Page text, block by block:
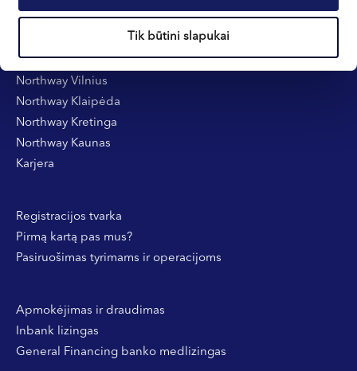
Tik būtini slapukai
Informacija klientams
Kontaktai ir rekvizitai
Northway Vilnius
Northway Klaipėda
Northway Kretinga
Northway Kaunas
Karjera
Registracijos tvarka
Pirmą kartą pas mus?
Pasiruošimas tyrimams ir operacijoms
Apmokėjimas ir draudimas
Inbank lizingas
General Financing banko medlizingas